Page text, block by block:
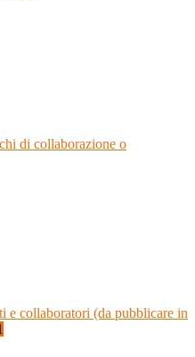
di collaborazione o
e collaboratori (da pubblicare in